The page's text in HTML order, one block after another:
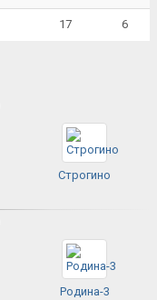
17 6
Строгино
Родина-3